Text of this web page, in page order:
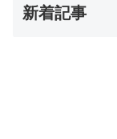
す！
新着記事